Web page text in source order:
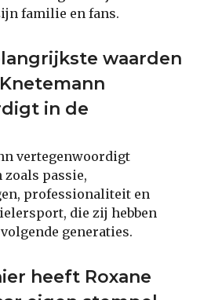
familie en fans.
waarden
in de
vertegenwoordigt
passie,
professionaliteit en
die zij hebben
generaties.
heeft Roxane